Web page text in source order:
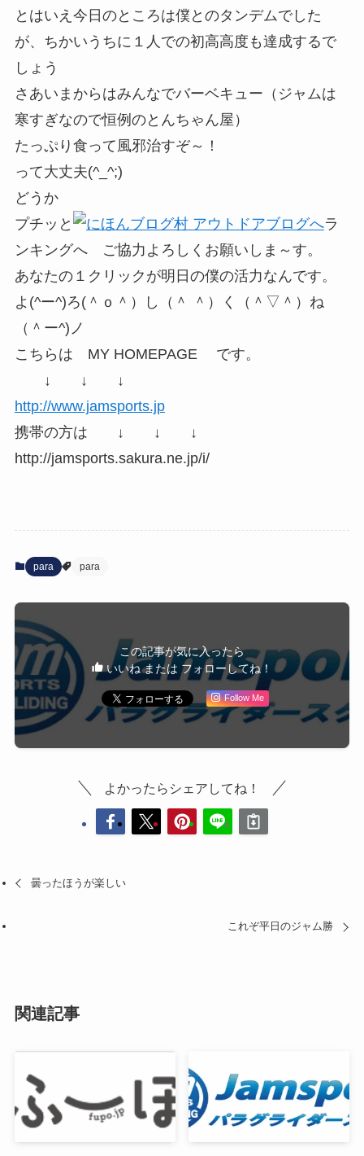
とはいえ今日のところは僕とのタンデムでした
が、ちかいうちに１人での初高高度も達成するで
しょう
さあいまからはみんなでバーベキュー（ジャムは
寒すぎなので恒例のとんちゃん屋）
たっぷり食って風邪治すぞ～！
って大丈夫(^_^;)
どうか
プチッと
ラ
ンキングへ ご協力よろしくお願いしま～す。
あなたの１クリックが明日の僕の活力なんです。
よ(^ー^)ろ(＾ｏ＾）し（＾ ＾）く（＾▽＾）ね
（＾ー^)ノ
こちらは MY HOMEPAGE です。
↓ ↓ ↓
http://www.jamsports.jp
携帯の方は ↓ ↓ ↓
http://jamsports.sakura.ne.jp/i/
para para
この記事が気に入ったら
いいね または フォローしてね！
Follow Me
よかったらシェアしてね！
曇ったほうが楽しい
これぞ平日のジャム勝
関連記事